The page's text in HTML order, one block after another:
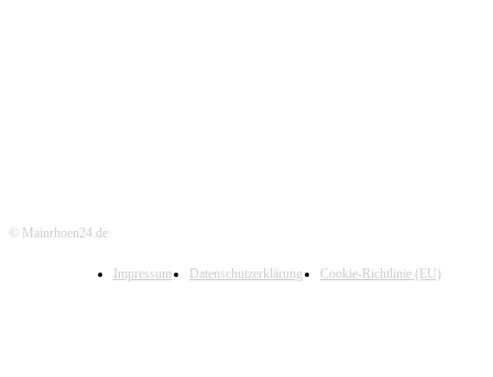
© Mainrhoen24.de
Impressum Datenschutzerklärung Cookie-Richtlinie (EU)